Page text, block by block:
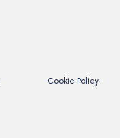
Cookie Policy